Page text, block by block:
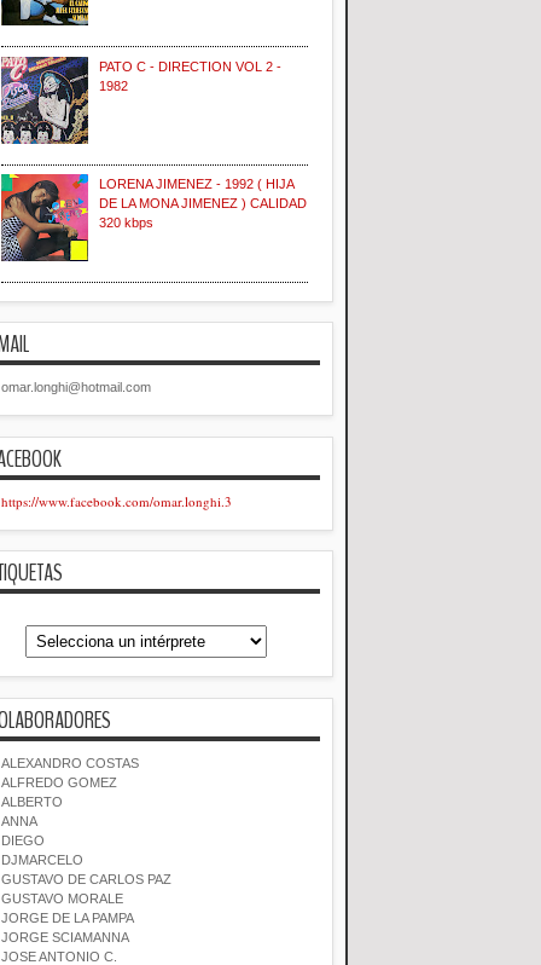
PATO C - DIRECTION VOL 2 -
1982
LORENA JIMENEZ - 1992 ( HIJA
DE LA MONA JIMENEZ ) CALIDAD
320 kbps
omar.longhi@hotmail.com
https://www.facebook.com/omar.longhi.3
ALEXANDRO COSTAS
ALFREDO GOMEZ
ALBERTO
ANNA
DIEGO
DJMARCELO
GUSTAVO DE CARLOS PAZ
GUSTAVO MORALE
JORGE DE LA PAMPA
JORGE SCIAMANNA
JOSE ANTONIO C.